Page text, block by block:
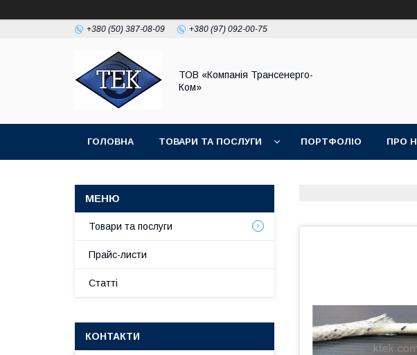
+380 (50) 387-08-09 +380 (97) 092-00-75
ТОВ «Компанія Трансенерго-
Ком»
ГОЛОВНА ТОВАРИ ТА ПОСЛУГИ ПОРТФОЛІО ПРО
Товари та послуги
Прайс-листи
Статті
КОНТАКТИ